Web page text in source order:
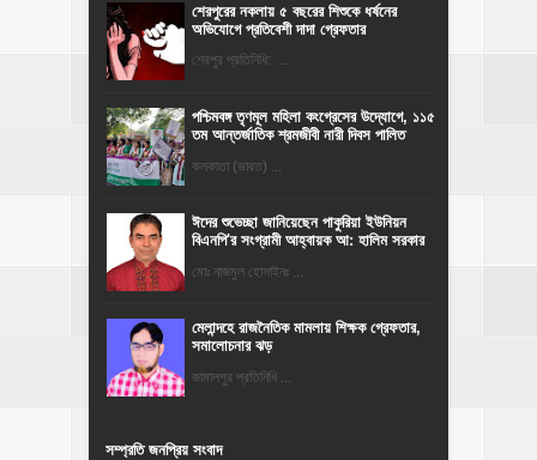
শেরপুরের নকলায় ৫ বছরের শিশুকে ধর্ষনের
অভিযোগে প্রতিবেশী দাদা গ্রেফতার
শেরপুর প্রতিনিধি: ...
পশ্চিমবঙ্গ তৃণমূল মহিলা কংগ্রেসের উদ্যোগে, ১১৫
তম আন্তর্জাতিক শ্রমজীবী নারী দিবস পালিত
কলকাতা (ভারত) ...
ঈদের শুভেচ্ছা জানিয়েছেন পাকুরিয়া ইউনিয়ন
বিএনপি'র সংগ্রামী আহ্বায়ক আ: হালিম সরকার
মোঃ নাজমুল হোসাইনঃ ...
মেলান্দহে রাজনৈতিক মামলায় শিক্ষক গ্রেফতার,
সমালোচনার ঝড়
জামালপুর প্রতিনিধি ...
সম্প্রতি জনপ্রিয় সংবাদ